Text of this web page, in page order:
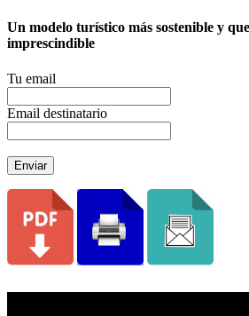
Un modelo turístico más sostenible y
imprescindible
Tu email
Email destinatario
Enviar